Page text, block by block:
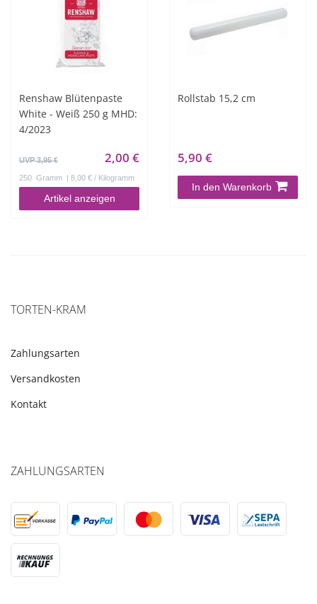
Renshaw Blütenpaste
White - Weiß 250 g MHD:
4/2023
UVP 3,95 € 2,00 €
250 Gramm | 8,00 € / Kilogramm
Artikel anzeigen
Rollstab 15,2 cm
5,90 €
In den Warenkorb
TORTEN-KRAM
Zahlungsarten
Versandkosten
Kontakt
ZAHLUNGSARTEN